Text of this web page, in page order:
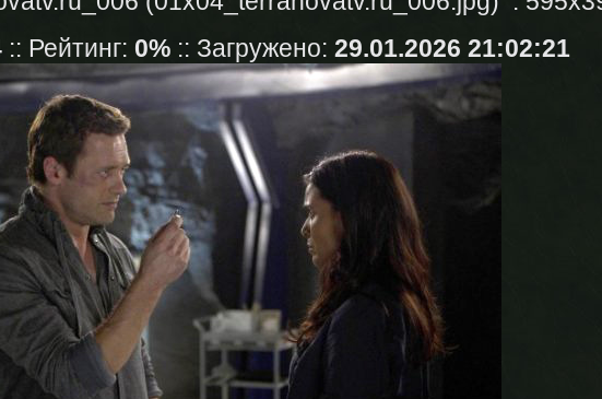
:: Рейтинг: 0%:: Загружено: 29.01.2026 21:02:21